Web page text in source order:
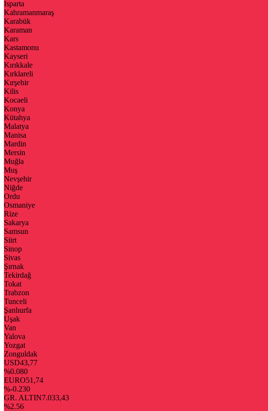
Isparta
Kahramanmaraş
Karabük
Karaman
Kars
Kastamonu
Kayseri
Kırıkkale
Kırklareli
Kırşehir
Kilis
Kocaeli
Konya
Kütahya
Malatya
Manisa
Mardin
Mersin
Muğla
Muş
Nevşehir
Niğde
Ordu
Osmaniye
Rize
Sakarya
Samsun
Siirt
Sinop
Sivas
Şırnak
Tekirdağ
Tokat
Trabzon
Tunceli
Şanlıurfa
Uşak
Van
Yalova
Yozgat
Zonguldak
USD43,77
%0.080
EURO51,74
%-0.230
GR. ALTIN7.033,43
%2.56